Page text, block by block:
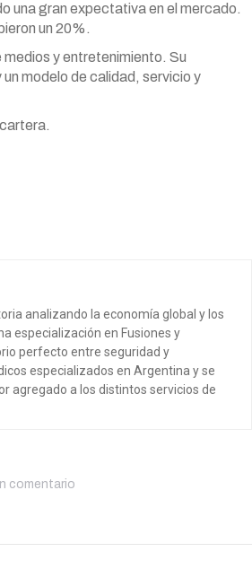
una gran expectativa en el mercado.
un 20%.
y entretenimiento. Su
modelo de calidad, servicio y
analizando la economía global y los
especialización en Fusiones y
perfecto entre seguridad y
especializados en Argentina y se
agregado a los distintos servicios de
comentario